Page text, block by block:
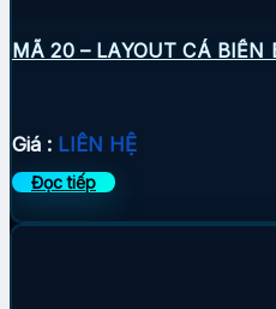
MÃ 20 – LAYOUT CÁ BIỂN
Giá : LIÊN HỆ
Đọc tiếp